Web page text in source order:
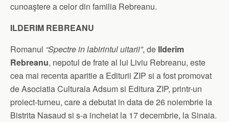
cunoaştere a celor din familia Rebreanu.
ILDERIM REBREANU
Romanul “Spectre in labirintul uitarii”, de Ilderim
Rebreanu, nepotul de frate al lui Liviu Rebreanu, este
cea mai recenta aparitie a Editurii ZIP si a fost promovat
de Asociatia Culturala Adsum si Editura ZIP, printr-un
proiect-turneu, care a debutat in data de 26 noiembrie la
Bistrita Nasaud si s-a incheiat la 17 decembrie, la Sinaia.